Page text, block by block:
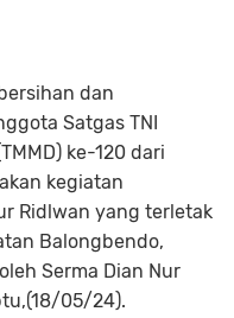
dan
Satgas TNI
ke-120 dari
kegiatan
Ridlwan yang terletak
Balongbendo,
Serma Dian Nur
05/24).